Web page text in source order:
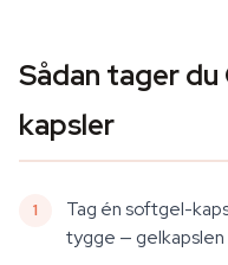
Sådan tager
kapsler
Tag én softgel-
tygge — gelkapslen